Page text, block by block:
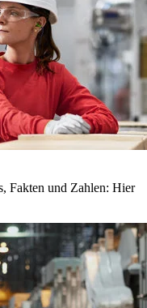
Fakten und Zahlen: Hier